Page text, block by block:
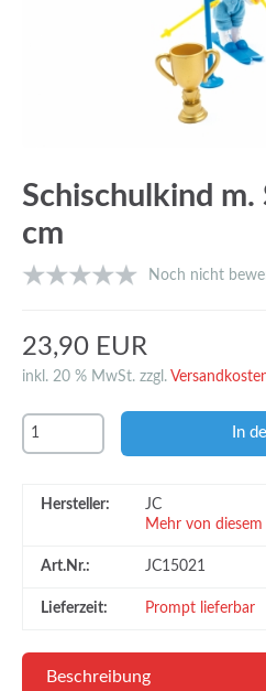
Schischulkind
cm
Noch nicht
23,90 EUR
inkl. 20 % MwSt. zzgl.
Hersteller:
JC
Mehr von
Art.Nr.: JC15021
Lieferzeit: Prompt lieferbar
Beschreibung